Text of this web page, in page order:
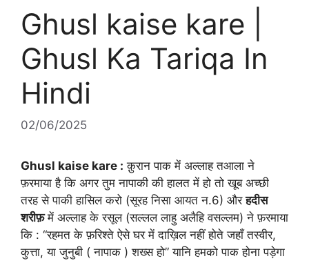
Ghusl kaise kare |
Ghusl Ka Tariqa In
Hindi
02/06/2025
Ghusl kaise kare : क़ुरान पाक में अल्लाह तआला ने
फ़रमाया है कि अगर तुम नापाकी की हालत में हो तो खूब अच्छी
तरह से पाकी हासिल करो (सूरह निसा आयत न.6) औरहदीस
शरीफ़में अल्लाह के रसूल (सल्लल लाहु अलैहि वसल्लम) ने फ़रमाया
कि : “रहमत के फ़रिश्ते ऐसे घर में दाख़िल नहीं होते जहाँ तस्वीर,
कुत्ता, या जुनुबी ( नापाक ) शख्स हो” यानि हमको पाक होना पड़ेगा